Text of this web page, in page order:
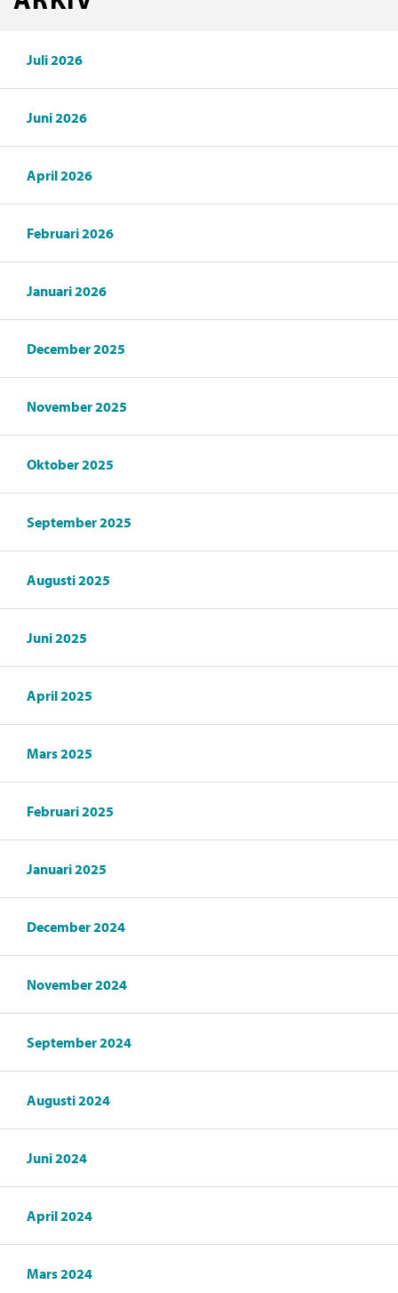
Juli 2026
Juni 2026
April 2026
Februari 2026
Januari 2026
December 2025
November 2025
Oktober 2025
September 2025
Augusti 2025
Juni 2025
April 2025
Mars 2025
Februari 2025
Januari 2025
December 2024
November 2024
September 2024
Augusti 2024
Juni 2024
April 2024
Mars 2024